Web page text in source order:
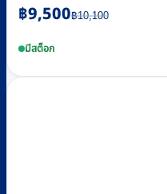
฿10,100
Original
price
was:
฿9,500
Current
price
is:มีสต็อก